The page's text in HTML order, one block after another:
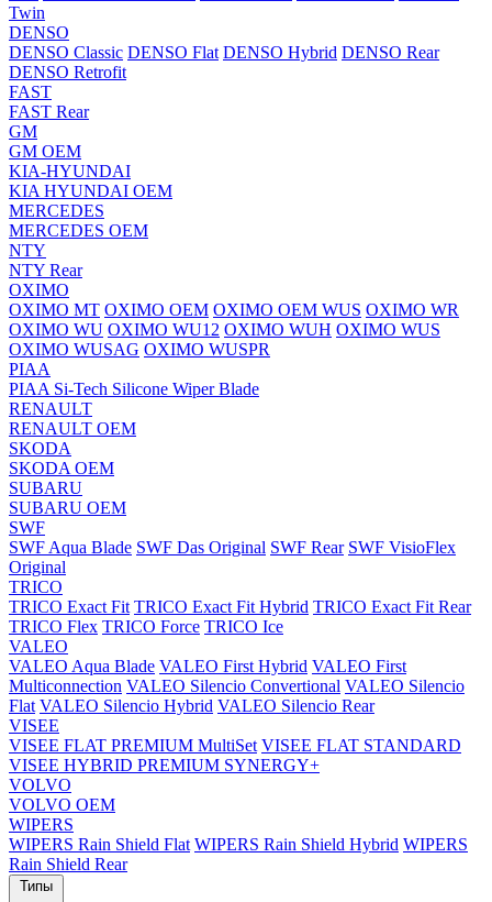
Twin
DENSO
DENSO Classic DENSO Flat DENSO Hybrid DENSO Rear
DENSO Retrofit
FAST
FAST Rear
GM
GM OEM
KIA-HYUNDAI
KIA HYUNDAI OEM
MERCEDES
MERCEDES OEM
NTY
NTY Rear
OXIMO
OXIMO MT OXIMO OEM OXIMO OEM WUS OXIMO WR
OXIMO WU OXIMO WU12 OXIMO WUH OXIMO WUS
OXIMO WUSAG OXIMO WUSPR
PIAA
PIAA Si-Tech Silicone Wiper Blade
RENAULT
RENAULT OEM
SKODA
SKODA OEM
SUBARU
SUBARU OEM
SWF
SWF Aqua Blade SWF Das Original SWF Rear SWF VisioFlex
Original
TRICO
TRICO Exact Fit TRICO Exact Fit Hybrid TRICO Exact Fit Rear
TRICO Flex TRICO Force TRICO Ice
VALEO
VALEO Aqua Blade VALEO First Hybrid VALEO First
Multiconnection VALEO Silencio Convertional VALEO Silencio
Flat VALEO Silencio Hybrid VALEO Silencio Rear
VISEE
VISEE FLAT PREMIUM MultiSet VISEE FLAT STANDARD
VISEE HYBRID PREMIUM SYNERGY+
VOLVO
VOLVO OEM
WIPERS
WIPERS Rain Shield Flat WIPERS Rain Shield Hybrid WIPERS
Rain Shield Rear
Типы